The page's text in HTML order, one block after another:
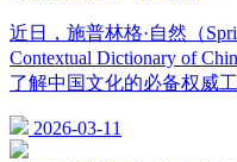
近日，施普林格·自然（
Contextual Dictionary of
了解中国文化的必备权威工
2026-03-11